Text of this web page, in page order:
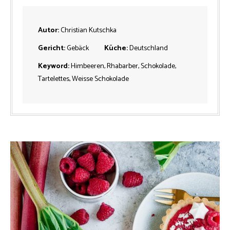
Autor:Christian Kutschka
Gericht:Gebäck Küche:Deutschland
Keyword:Himbeeren, Rhabarber, Schokolade,
Tartelettes, Weisse Schokolade